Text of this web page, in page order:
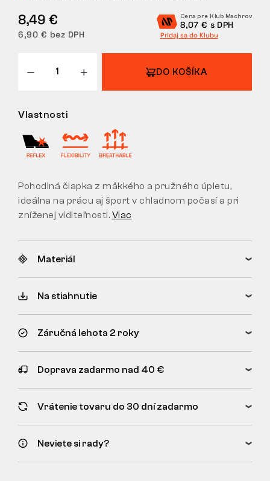
KONTAKT
VRÁTENIE
8,49 €
6,90 € bez DPH
Cena pre Klub Machrov
8,07 € s DPH
Pridaj sa do Klubu
DO KOŠÍKA
Vlastnosti
Pohodlná čiapka z mäkkého a pružného úpletu,
ideálna na prácu aj šport v chladnom počasí a pri
zníženej viditeľnosti. Viac
Materiál
Na stiahnutie
Záručná lehota 2 roky
Doprava zadarmo nad 40 €
Vrátenie tovaru do 30 dní zadarmo
Neviete si rady?